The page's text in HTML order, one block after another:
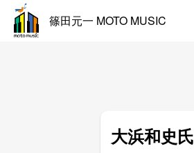
篠田元一 MOTO MUSIC
大浜和史氏